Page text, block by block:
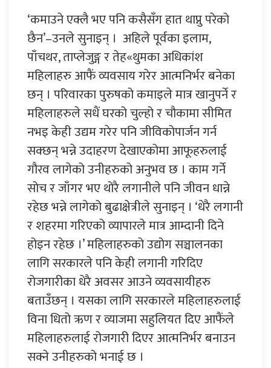
‘कमाउने एक्लै भए पनि कसैसँग हात थाप्नु परेको
छैन’–उनले सुनाइन् । अहिले पूर्वका इलाम,
पाँचथर, ताप्लेजुङ्ग र तेह«थुमका अधिकांश
महिलाहरु आफैं व्यवसाय गरेर आत्मनिर्भर बनेका
छन् । परिवारका पुरुषको कमाइले मात्र खानुपर्ने र
महिलाहरुले सधैं घरको चुल्हो र चौकामा सीमित
नभइ केही उद्यम गरेर पनि जीविकोपार्जन गर्न
सक्छन् भन्ने उदाहरण देखाएकोमा आफूहरुलाई
गौरव लागेको उनीहरुको अनुभव छ । काम गर्ने
सोच र जाँगर भए थोरै लगानीले पनि जीवन धान्ने
रहेछ भन्ने लागेको बुढाक्षेत्रीले सुनाइन् । ‘धेरै लगानी
र शहरमा गरिएको व्यापारले मात्र आम्दानी दिने
होइन रहेछ ।’ महिलाहरुको उद्योग सञ्चालनका
लागि सरकारले पनि केही लगानी गरिदिए
रोजगारीका धेरै अवसर आउने व्यवसायीहरु
बताउँछन् । यसका लागि सरकारले महिलाहरुलाई
विना धितो ऋण र व्याजमा सहुलियत दिए आफैंले
महिलाहरुलाई रोजगारी दिएर आत्मनिर्भर बनाउन
सक्ने उनीहरुको भनाई छ ।